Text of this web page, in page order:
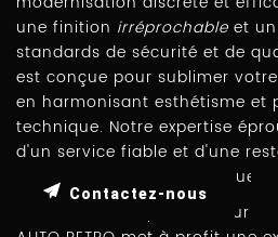
une finition irréprochable et
standards de sécurité et de
est conçue pour sublimer
en harmonisant esthétisme et
technique. Notre expertise
d'un service fiable et d'une
respecte l'histoire de chaque
Fort de notre expérience sur
Contactez-nous